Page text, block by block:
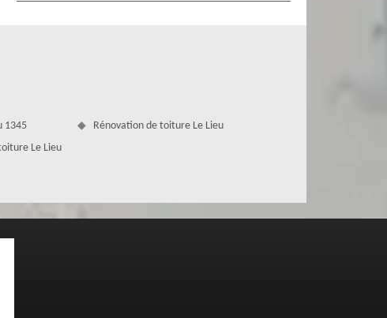
1345
Le Lieu
Rénovation de toiture Le Lieu